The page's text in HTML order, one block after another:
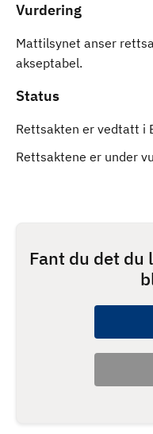
Vurdering
Mattilsynet anser
akseptabel.
Status
Rettsakten er vedtatt i
Rettsaktene er under
Fant du det du